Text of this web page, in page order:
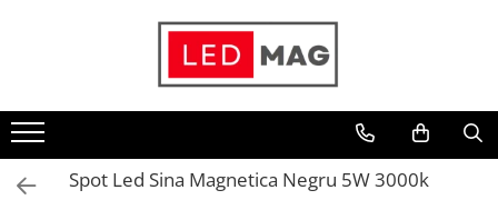
Iluminat interior
Candelabre
Lustre LEDSpot Led Sina Magnetica Negru 5W 3000k